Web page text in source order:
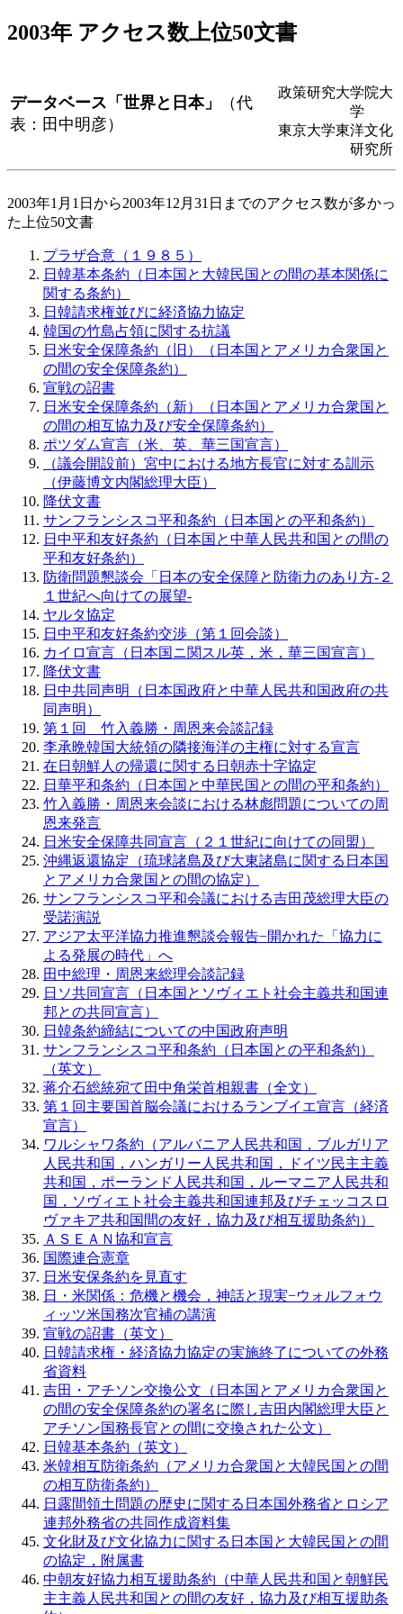
2003年 アクセス数上位50文書
データベース「世界と日本」
（代
表：田中明彦）
政策研究大学院大
学
東京大学東洋文化
研究所
2003年1月1日から2003年12月31日までのアクセス数が多かっ
た上位50文書
プラザ合意（１９８５）
日韓基本条約（日本国と大韓民国との間の基本関係に
関する条約）
日韓請求権並びに経済協力協定
韓国の竹島占領に関する抗議
日米安全保障条約（旧）（日本国とアメリカ合衆国と
の間の安全保障条約）
宣戦の詔書
日米安全保障条約（新）（日本国とアメリカ合衆国と
の間の相互協力及び安全保障条約）
ポツダム宣言（米、英、華三国宣言）
（議会開設前）宮中における地方長官に対する訓示
（伊藤博文内閣総理大臣）
降伏文書
サンフランシスコ平和条約（日本国との平和条約）
日中平和友好条約（日本国と中華人民共和国との間の
平和友好条約）
防衛問題懇談会「日本の安全保障と防衛力のあり方‐２
１世紀へ向けての展望‐
ヤルタ協定
日中平和友好条約交渉（第１回会談）
カイロ宣言（日本国ニ関スル英，米，華三国宣言）
降伏文書
日中共同声明（日本国政府と中華人民共和国政府の共
同声明）
第１回 竹入義勝・周恩来会談記録
李承晩韓国大統領の隣接海洋の主権に対する宣言
在日朝鮮人の帰還に関する日朝赤十字協定
日華平和条約（日本国と中華民国との間の平和条約）
竹入義勝・周恩来会談における林彪問題についての周
恩来発言
日米安全保障共同宣言（２１世紀に向けての同盟）
沖縄返還協定（琉球諸島及び大東諸島に関する日本国
とアメリカ合衆国との間の協定）
サンフランシスコ平和会議における吉田茂総理大臣の
受諾演説
アジア太平洋協力推進懇談会報告−開かれた「協力に
よる発展の時代」へ
田中総理・周恩来総理会談記録
日ソ共同宣言（日本国とソヴィエト社会主義共和国連
邦との共同宣言）
日韓条約締結についての中国政府声明
サンフランシスコ平和条約（日本国との平和条約）
（英文）
蒋介石総統宛て田中角栄首相親書（全文）
第１回主要国首脳会議におけるランブイエ宣言（経済
宣言）
ワルシャワ条約（アルバニア人民共和国，ブルガリア
人民共和国，ハンガリー人民共和国，ドイツ民主主義
共和国，ポーランド人民共和国，ルーマニア人民共和
国，ソヴィエト社会主義共和国連邦及びチェッコスロ
ヴァキア共和国間の友好，協力及び相互援助条約）
ＡＳＥＡＮ協和宣言
国際連合憲章
日米安保条約を見直す
日・米関係：危機と機会，神話と現実−ウォルフォウ
ィッツ米国務次官補の講演
宣戦の詔書（英文）
日韓請求権・経済協力協定の実施終了についての外務
省資料
吉田・アチソン交換公文（日本国とアメリカ合衆国と
の間の安全保障条約の署名に際し吉田内閣総理大臣と
アチソン国務長官との間に交換された公文）
日韓基本条約（英文）
米韓相互防衛条約（アメリカ合衆国と大韓民国との間
の相互防衛条約）
日露間領土問題の歴史に関する日本国外務省とロシア
連邦外務省の共同作成資料集
文化財及び文化協力に関する日本国と大韓民国との間
の協定，附属書
中朝友好協力相互援助条約（中華人民共和国と朝鮮民
主主義人民共和国との間の友好，協力及び相互援助条